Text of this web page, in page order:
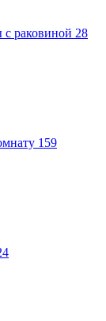
раковиной 28
159